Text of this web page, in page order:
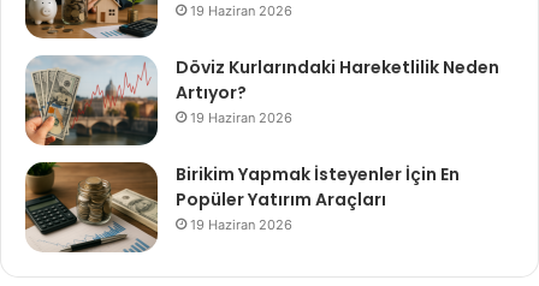
19 Haziran 2026
Döviz Kurlarındaki Hareketlilik Neden
Artıyor?
19 Haziran 2026
Birikim Yapmak İsteyenler İçin En
Popüler Yatırım Araçları
19 Haziran 2026